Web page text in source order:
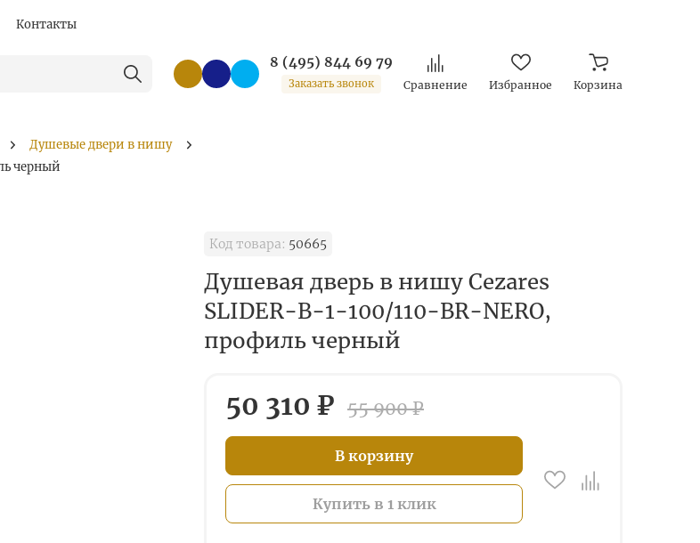
Контакты
8 (495) 844 69 79
Заказать звонок Сравнение Избранное Корзина
Душевые двери в нишу
черный
Код товара: 50665
Душевая дверь в нишу Cezares
SLIDER-B-1-100/110-BR-NERO,
профиль черный
50 310 ₽ 55 900 ₽
В корзину
Купить в 1 клик